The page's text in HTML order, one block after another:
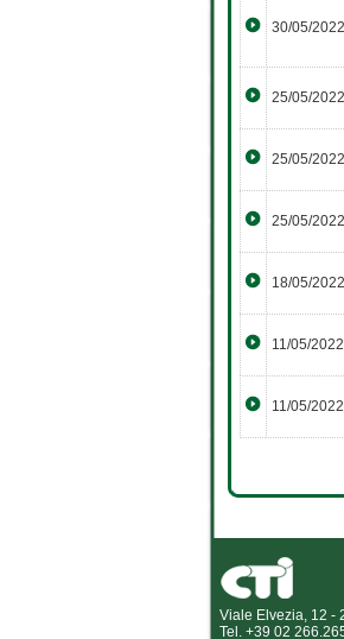
30/05/2022
25/05/2022
25/05/2022
25/05/2022
18/05/2022
11/05/2022
11/05/2022
Viale Elvezia, 12 -
Tel. +39 02